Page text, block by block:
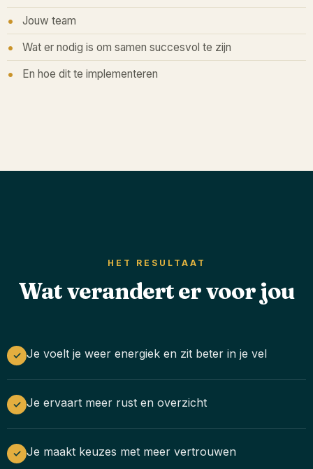
Jouw team
Wat er nodig is om samen succesvol te zijn
En hoe dit te implementeren
HET RESULTAAT
Wat verandert er voor jou
✓ Je voelt je weer energiek en zit beter in je vel
✓ Je ervaart meer rust en overzicht
✓ Je maakt keuzes met meer vertrouwen